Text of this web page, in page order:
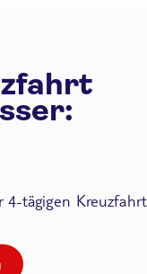
4-tägigen